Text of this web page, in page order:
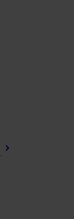
chevron_right